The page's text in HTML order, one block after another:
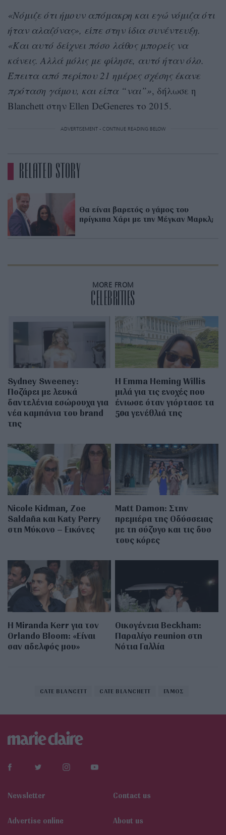
«Νόμιζε ότι ήμουν απόμακρη και εγώ νόμιζα ότι
ήταν αλαζόνας», είπε στην ίδια συνέντευξη.
«Και αυτό δείχνει πόσο λάθος μπορείς να
κάνεις. Αλλά μόλις με φίλησε, αυτό ήταν όλο.
Έπειτα από περίπου 21 ημέρες σχέσης έκανε
πρόταση γάμου, και είπα “ναι”», δήλωσε η
Blanchett στην Ellen DeGeneres το 2015.
ADVERTISEMENT - CONTINUE READING BELOW
RELATED STORY
Θα είναι βαρετός ο γάμος του
πρίγκιπα Χάρι με την Μέγκαν Μαρκλ;
MORE FROM
CELEBRITIES
Sydney Sweeney:
Ποζάρει με λευκά
δαντελένια εσώρουχα για
νέα καμπάνια του brand
της
H Emma Heming Willis
μιλά για τις ενοχές που
ένιωσε όταν γιόρτασε τα
50α γενέθλιά της
Nicole Kidman, Zoe
Saldaña και Katy Perry
στη Μύκονο – Εικόνες
Matt Damon: Στην
πρεμιέρα της Οδύσσειας
με τη σύζυγο και τις δυο
τους κόρες
Η Miranda Kerr για τον
Orlando Bloom: «Είναι
σαν αδελφός μου»
Οικογένεια Beckham:
Παραλίγο reunion στη
Νότια Γαλλία
CATE BLANCETT CATE BLANCHETT ΓΑΜΟΣ
Newsletter Contact us
Αdvertise online About us